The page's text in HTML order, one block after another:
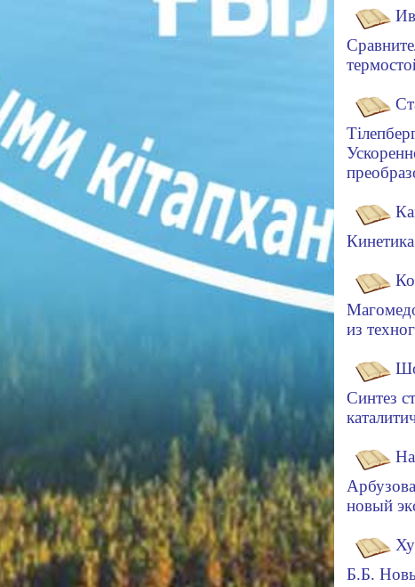
Тіл
Ко
из
Синтез
новый
Б.Б.